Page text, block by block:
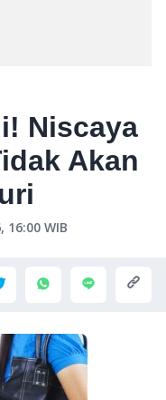
Niscaya
Akan
16:00 WIB